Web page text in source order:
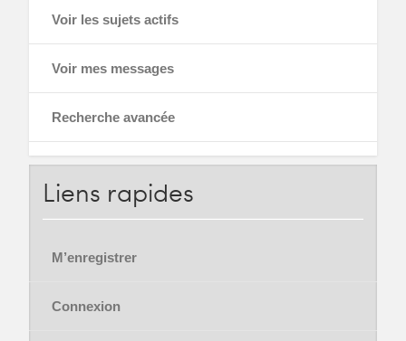
Voir les sujets actifs
Voir mes messages
Recherche avancée
Liens rapides
M’enregistrer
Connexion